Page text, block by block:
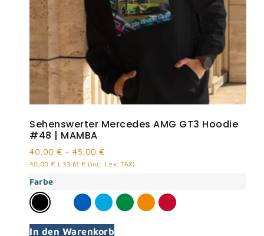
Sehenswerter Mercedes AMG GT3 Hoodie
#48 | MAMBA
40,00 € – 45,00 €
40,00 € | 33,61 € (inc. | ex. TAX)
Farbe
In den Warenkorb